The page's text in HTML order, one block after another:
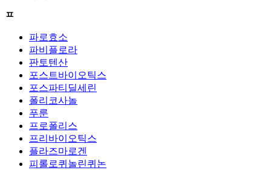
ㅍ
파로효소
파비플로라
판토텐산
포스트바이오틱스
포스파티딜세린
폴리코사놀
푸룬
프로폴리스
프리바이오틱스
플라즈마로겐
피롤로퀴놀린퀴논